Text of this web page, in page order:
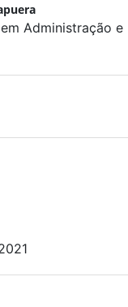
Administração e